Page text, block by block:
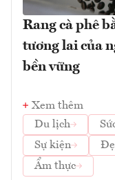
Rang cà phê
tương lai của
bền vững
Xem thêm
Du lịch
Sự kiện
Ẩm thực